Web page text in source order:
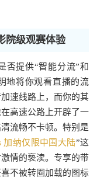
院级观赛体验
否提供“智能分流”和
地将你观看直播的流
速线路上，而你的其
高速公路上开辟了一
流畅不卡顿。特别是
加纳仅限中国大陆”这
情的亵渎。专享的带
不被转圈加载的图标